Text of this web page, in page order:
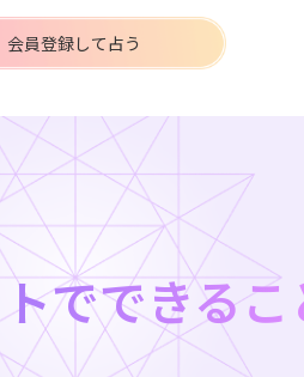
会員登録して占う
でできるこ